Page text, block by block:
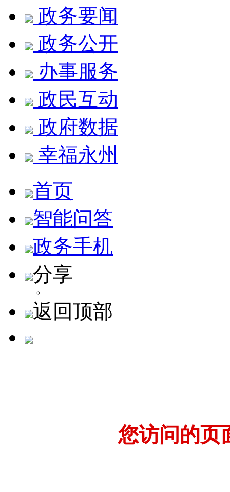
政务要闻
政务公开
办事服务
政民互动
政府数据
幸福永州
首页
智能问答
政务手机
分享
返回顶部
您访问的页